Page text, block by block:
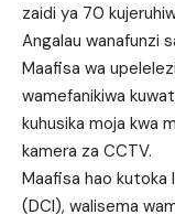
zaidi ya 70
Angalau wanafunzi
Maafisa wa
wamefanikiwa
kuhusika moja kwa
kamera za CCTV.
Maafisa hao kutoka
(DCI), walisema